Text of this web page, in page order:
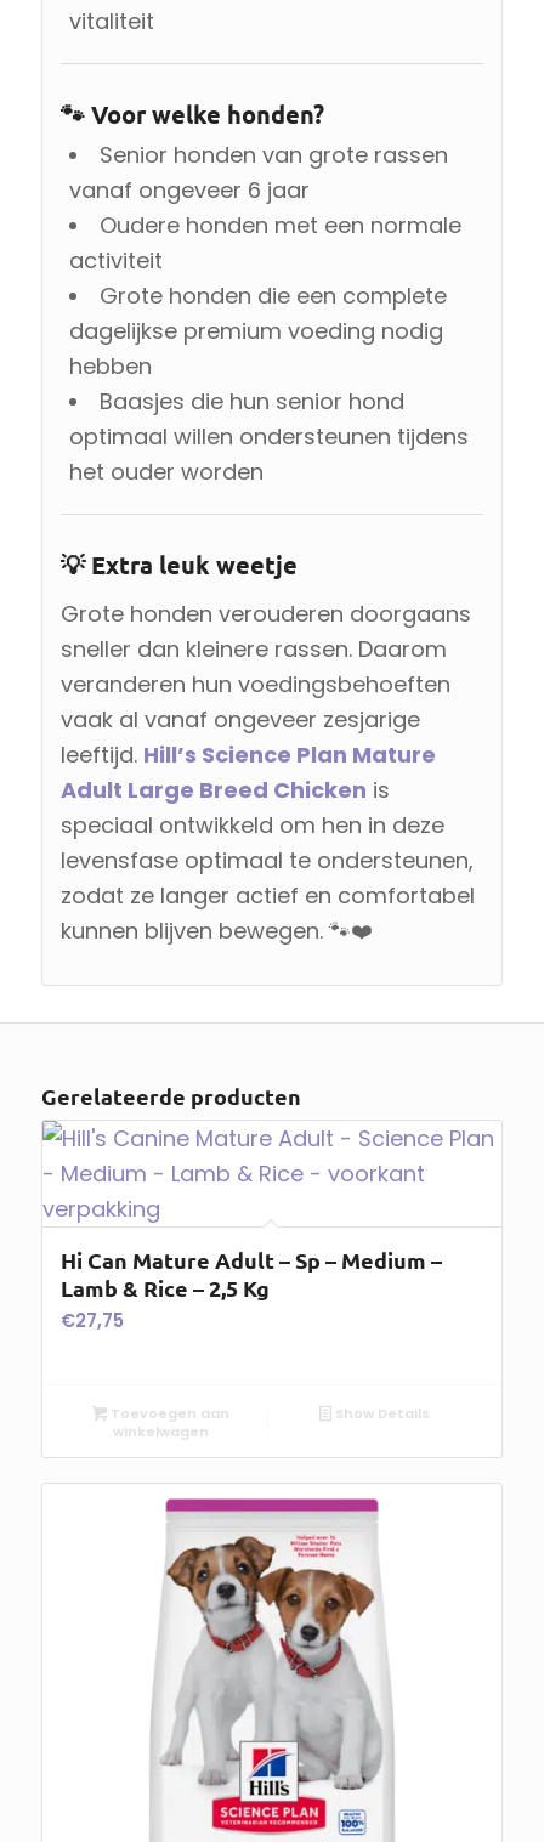
vitaliteit
🐾 Voor welke honden?
Senior honden van grote rassen
vanaf ongeveer 6 jaar
Oudere honden met een normale
activiteit
Grote honden die een complete
dagelijkse premium voeding nodig
hebben
Baasjes die hun senior hond
optimaal willen ondersteunen tijdens
het ouder worden
💡 Extra leuk weetje
Grote honden verouderen doorgaans
sneller dan kleinere rassen. Daarom
veranderen hun voedingsbehoeften
vaak al vanaf ongeveer zesjarige
leeftijd. Hill’s Science Plan Mature
Adult Large Breed Chicken is
speciaal ontwikkeld om hen in deze
levensfase optimaal te ondersteunen,
zodat ze langer actief en comfortabel
kunnen blijven bewegen. 🐾❤️
Gerelateerde producten
Hi Can Mature Adult – Sp – Medium –
Lamb & Rice – 2,5 Kg
€27,75
Toevoegen aan
winkelwagen
Show Details